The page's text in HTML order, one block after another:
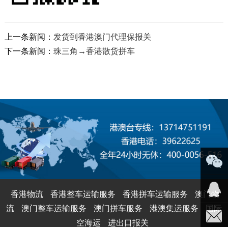
上一条新闻： 发货到香港澳门代理保报关
下一条新闻： 珠三角→香港散货拼车
香港物流 香港整车运输服务 香港拼车运输服务
澳门物
流
澳门整车运输服务 澳门拼车服务 港澳集运服务
国际
空海运
进出口报关
微信咨
业务咨